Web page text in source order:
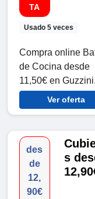
TA
Usado 5 veces
Compra online
de Cocina desde
11,50€ en Guzzini.
Ver oferta
des
de
12,
90€
s